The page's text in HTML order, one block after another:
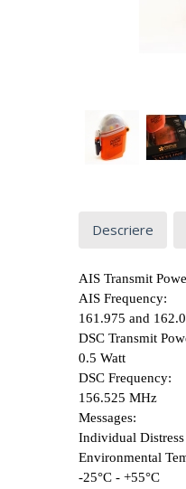
Descriere
AIS Transmit
AIS Frequency:
161.975 and
DSC Transmit
0.5 Watt
DSC Frequency:
156.525 MHz
Messages:
Individual
Environmental
-25°C - +55°C